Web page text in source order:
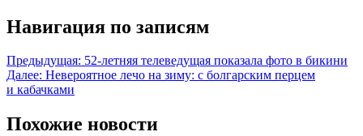
Навигация по записям
Предыдущая: 52-летняя телеведущая показала фото в бикини
Далее: Невероятное лечо на зиму: с болгарским перцем
и кабачками
Похожие новости